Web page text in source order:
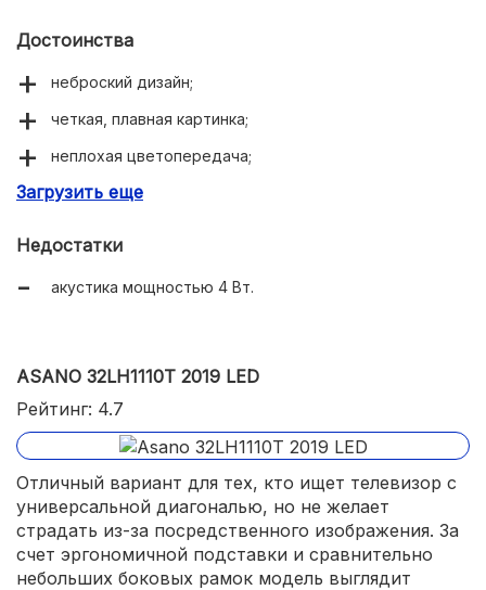
Достоинства
неброский дизайн;
четкая, плавная картинка;
неплохая цветопередача;
огромный угол обзора – полноценные 178 градусов;
что требует мало места для установки.
Загрузить еще
Недостатки
акустика мощностью 4 Вт.
ASANO 32LH1110T 2019 LED
Рейтинг: 4.7
Отличный вариант для тех, кто ищет телевизор с
универсальной диагональю, но не желает
страдать из-за посредственного изображения. За
счет эргономичной подставки и сравнительно
небольших боковых рамок модель выглядит